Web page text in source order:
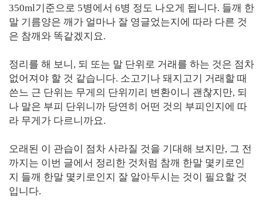
350ml기준으로 5병에서 6병 정도 나오게 됩니다. 들깨 한
말 기름양은 깨가 얼마나 잘 영글었는지에 따라 다른 것
은 참깨와 똑같겠지요.
정리를 해 보니, 되 또는 말 단위로 거래를 하는 것은 점차
없어져야 할 것 같습니다. 소고기나 돼지고기 거래할 때
쓴느 근 단위는 무게의 단위끼리 변환이니 괜찮지만, 되
나 말은 부피 단위니까 당연히 어떤 것의 부피인지에 따
라 무게가 다르니까요.
오래된 이 관습이 점차 사라질 것을 기대해 보지만, 그 전
까지는 이번 글에서 정리한 것처럼 참깨 한말 몇키로인
지 들깨 한말 몇키로인지 잘 알아두시는 것이 필요할 것
입니다.